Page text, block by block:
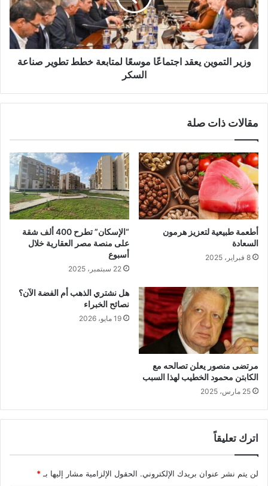
وزير التموين يعقد اجتماعًا موسعًا لمتابعة خطط تطوير صناعة
السكر
مقالات ذات صلة
أطعمة طبيعية لتعزيز هرمون
السعادة
8 فبراير، 2025
“الإسكان” تطرح 400 ألف شقة
على منصة مصر العقارية خلال
أسبوع
22 سبتمبر، 2025
مرتضى منصور يعلن تصالحه مع
الكابتن محمود الخطيب لهذا السبب
25 مارس، 2025
هل نشتري الذهب أم الفضة الآن؟
نصائح الخبراء
19 مايو، 2026
اترك تعليقاً
لن يتم نشر عنوان بريدك الإلكتروني. الحقول الإلزامية مشار إليها بـ*